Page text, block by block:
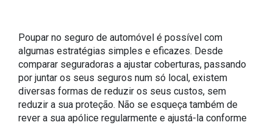
Poupar no seguro de automóvel é possível com
algumas estratégias simples e eficazes. Desde
comparar seguradoras a ajustar coberturas, passando
por juntar os seus seguros num só local, existem
diversas formas de reduzir os seus custos, sem
reduzir a sua proteção. Não se esqueça também de
rever a sua apólice regularmente e ajustá-la conforme